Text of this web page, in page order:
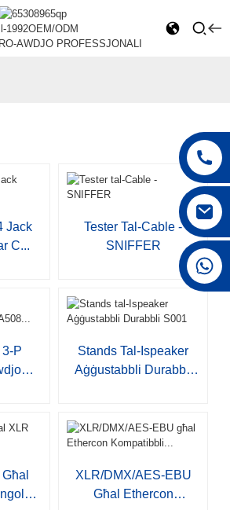
1992OEM/ODM
AWDJO PROFESSJONALI
Jack
C...
Tester Tal-Cable -
SNIFFER
P
Stands Tal-Ispeaker
Aġġustabbli Durabbli
XLR/DMX/AES-EBU
Għal Ethercon